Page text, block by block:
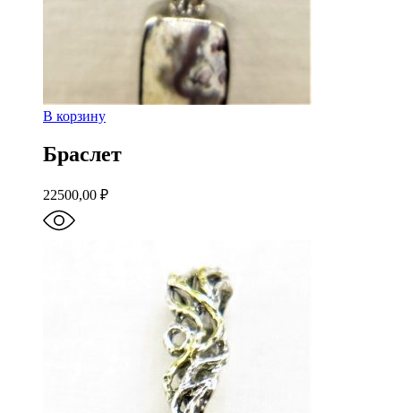
В корзину
Браслет
22500,00 ₽